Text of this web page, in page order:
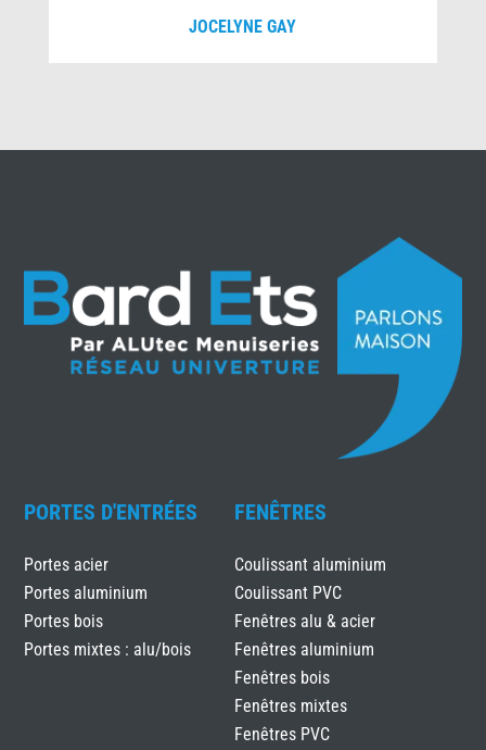
JOCELYNE GAY
PORTES D'ENTRÉES
Portes acier
Portes aluminium
Portes bois
Portes mixtes : alu/bois
FENÊTRES
Coulissant aluminium
Coulissant PVC
Fenêtres alu & acier
Fenêtres aluminium
Fenêtres bois
Fenêtres mixtes
Fenêtres PVC